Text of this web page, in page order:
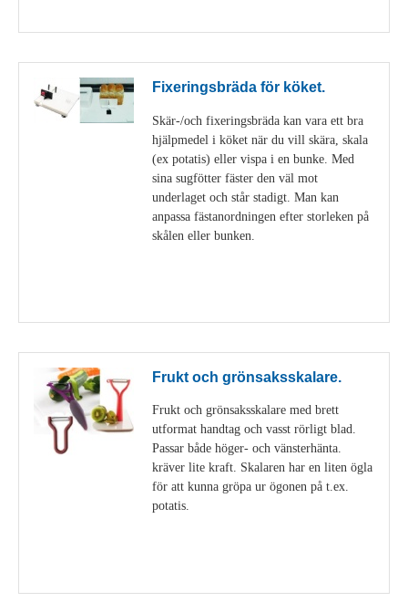
Fixeringsbräda för köket.
Skär-/och fixeringsbräda kan vara ett bra
hjälpmedel i köket när du vill skära, skala
(ex potatis) eller vispa i en bunke. Med
sina sugfötter fäster den väl mot
underlaget och står stadigt. Man kan
anpassa fästanordningen efter storleken på
skålen eller bunken.
Frukt och grönsaksskalare.
Frukt och grönsaksskalare med brett
utformat handtag och vasst rörligt blad.
Passar både höger- och vänsterhänta.
kräver lite kraft. Skalaren har en liten ögla
för att kunna gröpa ur ögonen på t.ex.
potatis.